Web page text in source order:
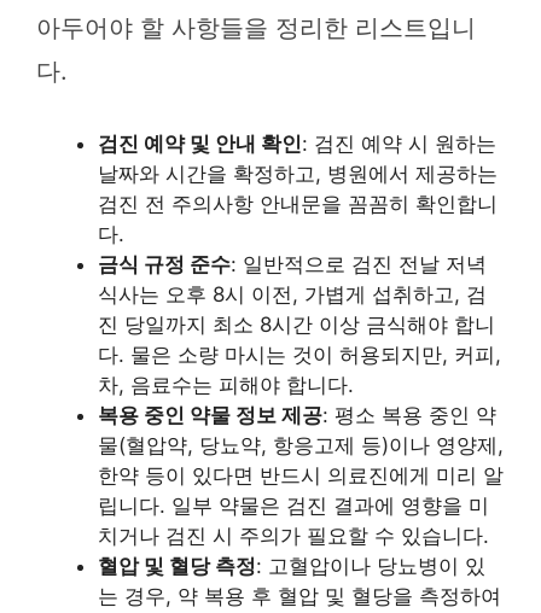
아두어야 할 사항들을 정리한 리스트입니
다.
검진 예약 및 안내 확인: 검진 예약 시 원하는
날짜와 시간을 확정하고, 병원에서 제공하는
검진 전 주의사항 안내문을 꼼꼼히 확인합니
다.
금식 규정 준수: 일반적으로 검진 전날 저녁
식사는 오후 8시 이전, 가볍게 섭취하고, 검
진 당일까지 최소 8시간 이상 금식해야 합니
다. 물은 소량 마시는 것이 허용되지만, 커피,
차, 음료수는 피해야 합니다.
복용 중인 약물 정보 제공: 평소 복용 중인 약
물(혈압약, 당뇨약, 항응고제 등)이나 영양제,
한약 등이 있다면 반드시 의료진에게 미리 알
립니다. 일부 약물은 검진 결과에 영향을 미
치거나 검진 시 주의가 필요할 수 있습니다.
혈압 및 혈당 측정: 고혈압이나 당뇨병이 있
는 경우, 약 복용 후 혈압 및 혈당을 측정하여